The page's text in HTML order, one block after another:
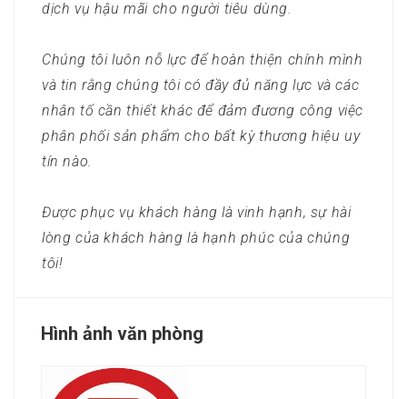
dịch vụ hậu mãi cho người tiêu dùng.
Chúng tôi luôn nỗ lực để hoàn thiện chính mình
và tin rằng chúng tôi có đầy đủ năng lực và các
nhân tố cần thiết khác để đảm đương công việc
phân phối sản phẩm cho bất kỳ thương hiệu uy
tín nào.
Được phục vụ khách hàng là vinh hạnh, sự hài
lòng của khách hàng là hạnh phúc của chúng
tôi!
Hình ảnh văn phòng